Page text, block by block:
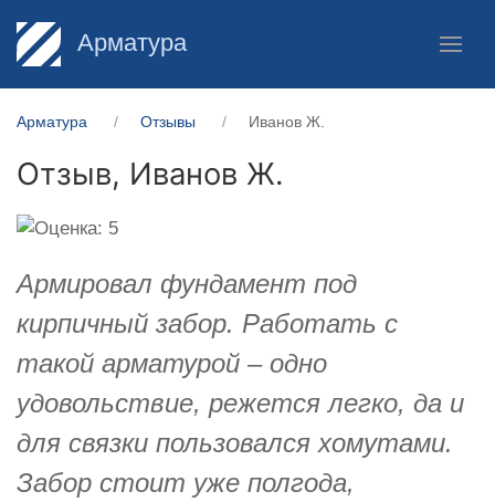
Арматура
Арматура Отзывы Иванов Ж.
Отзыв, Иванов Ж.
Армировал фундамент под
кирпичный забор. Работать с
такой арматурой – одно
удовольствие, режется легко, да и
для связки пользовался хомутами.
Забор стоит уже полгода,